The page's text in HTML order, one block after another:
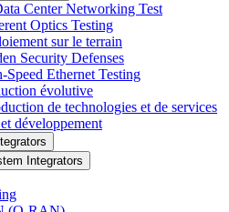
Center Networking Test
Optics Testing
sur le terrain
Security Defenses
Speed Ethernet Testing
évolutive
de technologies et de services
développement
Integrators